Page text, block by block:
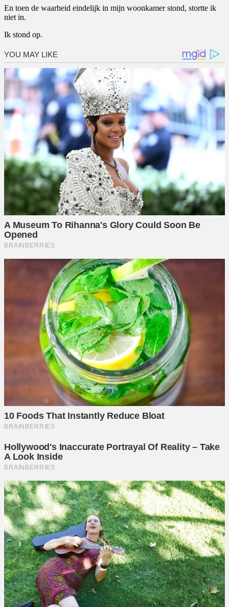
En toen de waarheid eindelijk in mijn woonkamer stond, stortte ik
niet in.
Ik stond op.